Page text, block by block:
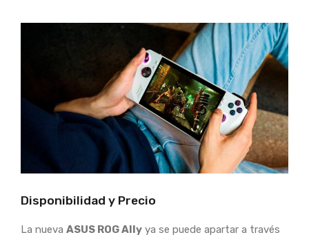
Disponibilidad y Precio
La nueva ASUS ROG Ally ya se puede apartar a través